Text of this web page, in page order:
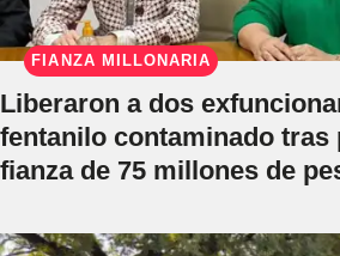
FIANZA MILLONARIA
Liberaron a dos
fentanilo contaminado tras
fianza de 75 millones de